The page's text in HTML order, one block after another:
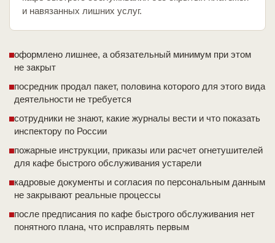
и навязанных лишних услуг.
оформлено лишнее, а обязательный минимум при этом
не закрыт
посредник продал пакет, половина которого для этого вида
деятельности не требуется
сотрудники не знают, какие журналы вести и что показать
инспектору по России
пожарные инструкции, приказы или расчет огнетушителей
для кафе быстрого обслуживания устарели
кадровые документы и согласия по персональным данным
не закрывают реальные процессы
после предписания по кафе быстрого обслуживания нет
понятного плана, что исправлять первым